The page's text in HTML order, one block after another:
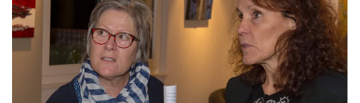
Read more